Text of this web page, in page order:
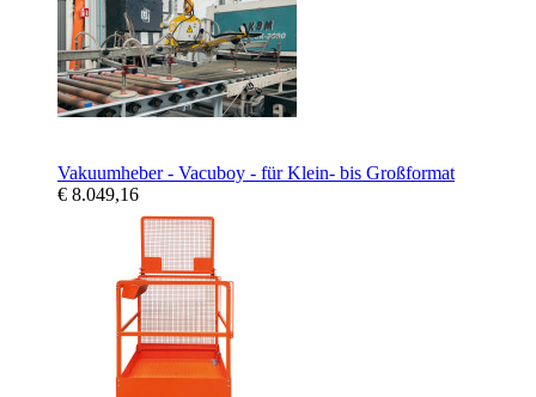
Vakuumheber - Vacuboy - für Klein- bis Großformat
€ 8.049,16